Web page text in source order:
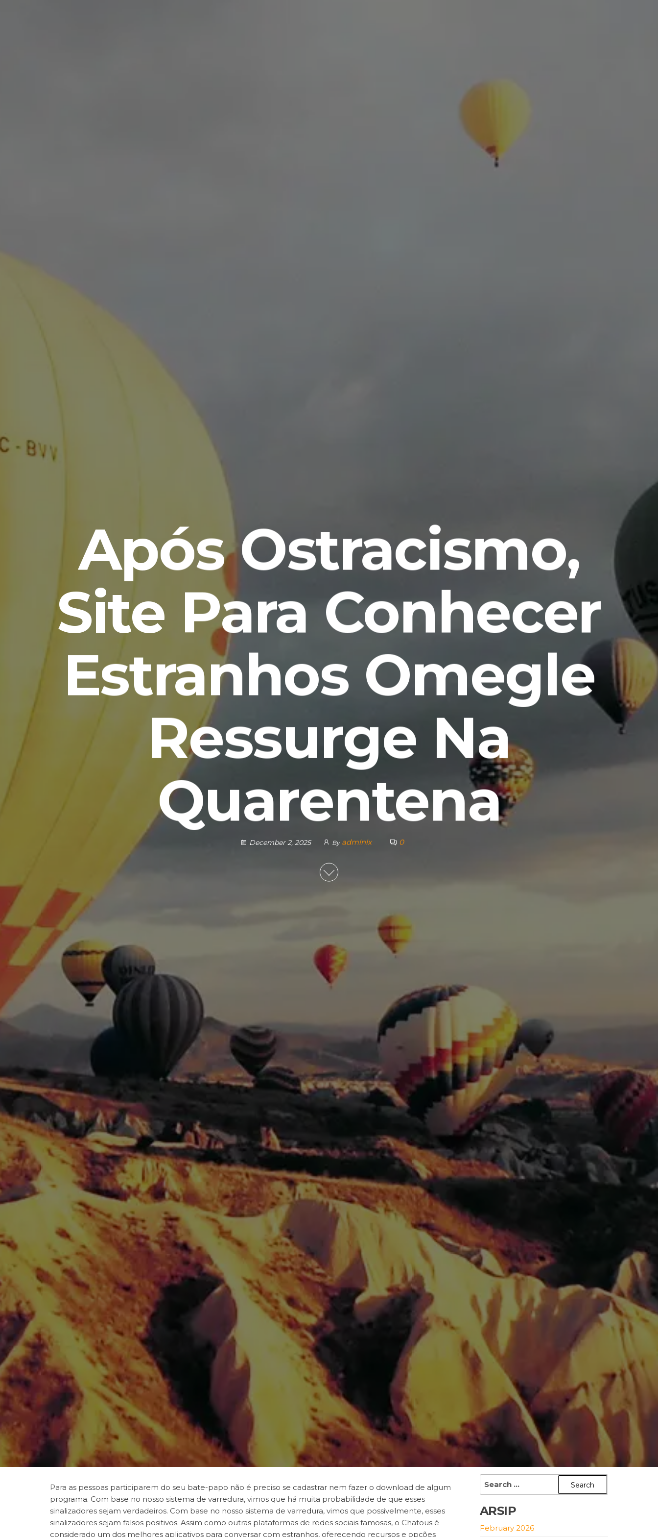
Após Ostracismo,
Site Para Conhecer
Estranhos Omegle
Ressurge Na
Quarentena
December 2, 2025 By admlnlx 0
Para as pessoas participarem do seu bate-papo não é preciso se cadastrar nem fazer o download de algum
programa. Com base no nosso sistema de varredura, vimos que há muita probabilidade de que esses
sinalizadores sejam verdadeiros. Com base no nosso sistema de varredura, vimos que possivelmente, esses
sinalizadores sejam falsos positivos. Assim como outras plataformas de redes sociais famosas, o Chatous é
considerado um dos melhores aplicativos para conversar com estranhos, oferecendo recursos e opções
ARSIP
February 2026